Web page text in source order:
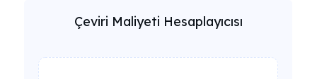
Çeviri Maliyeti Hesaplayıcısı